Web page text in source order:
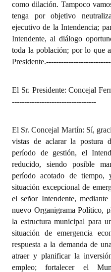
como dilación. Tampoco
tenga por objetivo
ejecutivo de la Intendencia;
Intendente, al diálogo
toda la población; por lo que
Presidente.
El Sr. Presidente: Concejal
----------------------------------
El Sr. Concejal Martín: Sí,
vistas de aclarar la postura
período de gestión, el
reducido, siendo posible
período acotado de tiempo,
situación excepcional de
el señor Intendente,
nuevo Organigrama Político,
la estructura municipal para
situación de emergencia
respuesta a la demanda de
atraer y planificar la
empleo; fortalecer el